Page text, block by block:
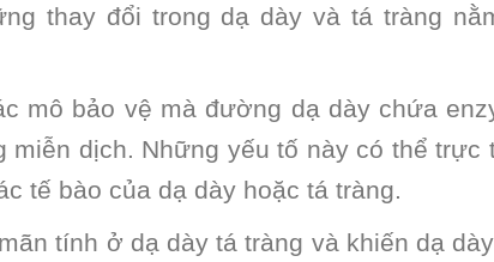
thay đổi trong dạ dày và tá tràng
mô bảo vệ mà đường dạ dày chứa
miễn dịch. Những yếu tố này có thể trực
tế bào của dạ dày hoặc tá tràng.
tính ở dạ dày tá tràng và khiến dạ